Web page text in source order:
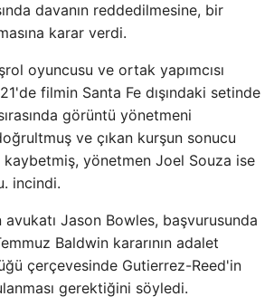
davanın reddedilmesine, bir
karar verdi.
oyuncusu ve ortak yapımcısı
filmin Santa Fe dışındaki setinde
görüntü yönetmeni
ve çıkan kurşun sonucu
kaybetmiş, yönetmen Joel Souza ise
incindi.
Jason Bowles, başvurusunda
Baldwin kararının adalet
çerçevesinde Gutierrez-Reed'in
gerektiğini söyledi.